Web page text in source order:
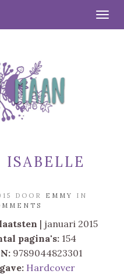
DOOR EMMY
IN
| januari 2015
pagina's: 154
9789044823301
Hardcover